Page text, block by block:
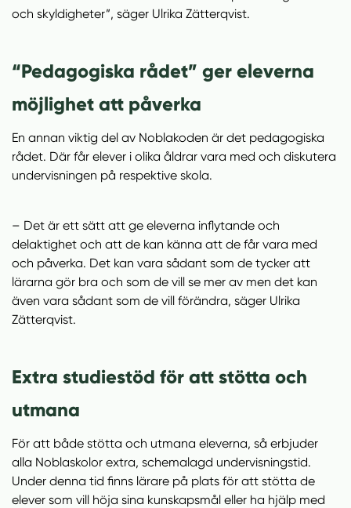
och skyldigheter”, säger Ulrika Zätterqvist.
“Pedagogiska rådet” ger eleverna
möjlighet att påverka
En annan viktig del av Noblakoden är det pedagogiska
rådet. Där får elever i olika åldrar vara med och diskutera
undervisningen på respektive skola.
– Det är ett sätt att ge eleverna inflytande och
delaktighet och att de kan känna att de får vara med
och påverka. Det kan vara sådant som de tycker att
lärarna gör bra och som de vill se mer av men det kan
även vara sådant som de vill förändra, säger Ulrika
Zätterqvist.
Extra studiestöd för att stötta och
utmana
För att både stötta och utmana eleverna, så erbjuder
alla Noblaskolor extra, schemalagd undervisningstid.
Under denna tid finns lärare på plats för att stötta de
elever som vill höja sina kunskapsmål eller ha hjälp med